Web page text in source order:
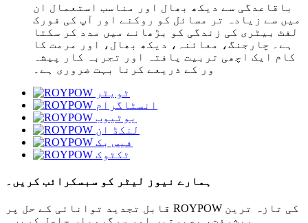
باقاعدگی سے دیکھ بھال اور مناسب استعمال ان
میں سے زیادہ تر مسائل کو روکنے اور آپ کی فورک
لفٹ بیٹری کی زندگی کو بڑھانے میں مدد کر سکتا
ہے۔ چارجنگ، معائنہ، دیکھ بھال، اور مرمت کا
کام ایک اچھی تربیت یافتہ اور تجربہ کار پیشہ
ور کے ذریعے کرنا بہت ضروری ہے۔
ہمارے نیوز لیٹر کو سبسکرائب کریں۔
قابل تجدید توانائی کے حل پر ROYPOW کی تازہ ترین
پیشرفت، بصیرتیں اور سرگرمیاں حاصل کریں۔